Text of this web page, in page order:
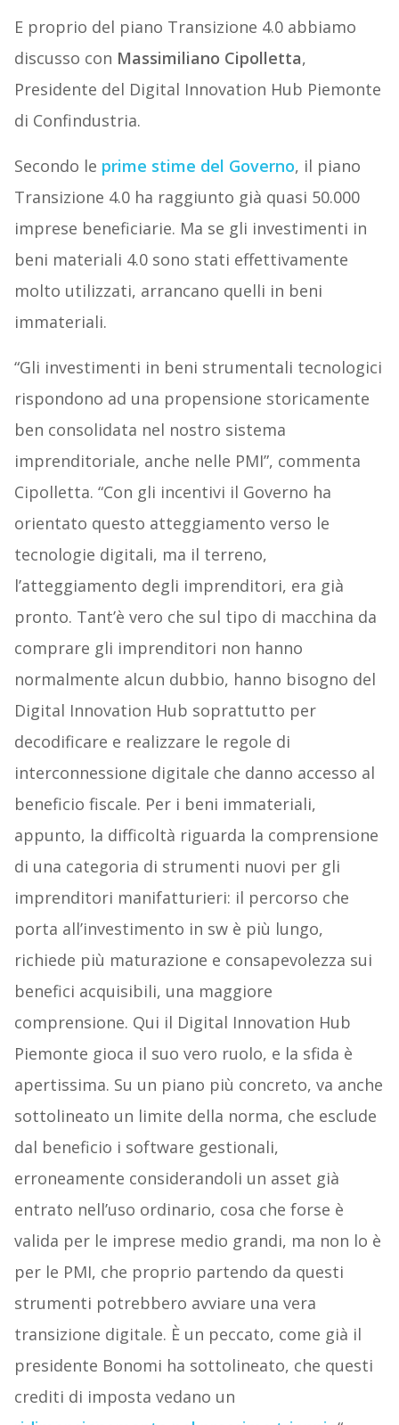
E proprio del piano Transizione 4.0 abbiamo
discusso con Massimiliano Cipolletta,
Presidente del Digital Innovation Hub Piemonte
di Confindustria.
Secondo le prime stime del Governo, il piano
Transizione 4.0 ha raggiunto già quasi 50.000
imprese beneficiarie. Ma se gli investimenti in
beni materiali 4.0 sono stati effettivamente
molto utilizzati, arrancano quelli in beni
immateriali.
“Gli investimenti in beni strumentali tecnologici
rispondono ad una propensione storicamente
ben consolidata nel nostro sistema
imprenditoriale, anche nelle PMI”, commenta
Cipolletta. “Con gli incentivi il Governo ha
orientato questo atteggiamento verso le
tecnologie digitali, ma il terreno,
l’atteggiamento degli imprenditori, era già
pronto. Tant’è vero che sul tipo di macchina da
comprare gli imprenditori non hanno
normalmente alcun dubbio, hanno bisogno del
Digital Innovation Hub soprattutto per
decodificare e realizzare le regole di
interconnessione digitale che danno accesso al
beneficio fiscale. Per i beni immateriali,
appunto, la difficoltà riguarda la comprensione
di una categoria di strumenti nuovi per gli
imprenditori manifatturieri: il percorso che
porta all’investimento in sw è più lungo,
richiede più maturazione e consapevolezza sui
benefici acquisibili, una maggiore
comprensione. Qui il Digital Innovation Hub
Piemonte gioca il suo vero ruolo, e la sfida è
apertissima. Su un piano più concreto, va anche
sottolineato un limite della norma, che esclude
dal beneficio i software gestionali,
erroneamente considerandoli un asset già
entrato nell’uso ordinario, cosa che forse è
valida per le imprese medio grandi, ma non lo è
per le PMI, che proprio partendo da questi
strumenti potrebbero avviare una vera
transizione digitale. È un peccato, come già il
presidente Bonomi ha sottolineato, che questi
crediti di imposta vedano un